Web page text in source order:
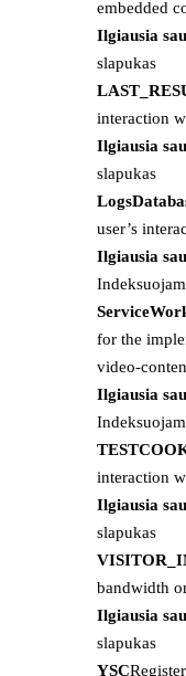
embedded
Ilgiausia
slapukas
interaction
Ilgiausia
slapukas
user’s
Ilgiausia
for the
video-
Ilgiausia
interaction
Ilgiausia
slapukas
bandwidth
Ilgiausia
slapukas
YSC